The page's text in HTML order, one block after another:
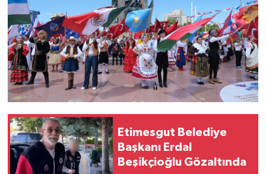
Etimesgut Belediye
Başkanı Erdal
Beşikçioğlu Gözaltında